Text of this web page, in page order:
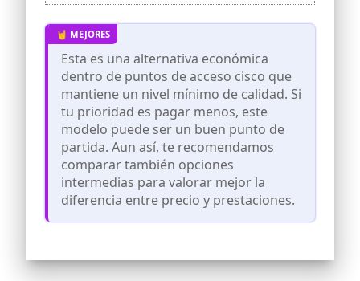
FLEXIBILIDAD: combínelo con puntos de
acceso inalámbricos y extensores de
malla Cisco Business para aumentar su
cobertura Wi-Fi
CONFIGURACIÓN EN MINUTOS:
administración simplificada y
supervisión de la red desde la aplicación
móvil de Cisco Business o el explorador
web
SEGURIDAD AVANZADA: la seguridad de
nivel empresarial impide que el
malware, la suplantación de identidad y
otras amenazas pongan en peligro su
red mediante la integración de Cisco
Umbrella
la red según los casos de uso (es decir,
Esta es una alternativa económica
dentro de puntos de acceso cisco que
mantiene un nivel mínimo de calidad. Si
tu prioridad es pagar menos, este
modelo puede ser un buen punto de
partida. Aun así, te recomendamos
comparar también opciones
intermedias para valorar mejor la
diferencia entre precio y prestaciones.